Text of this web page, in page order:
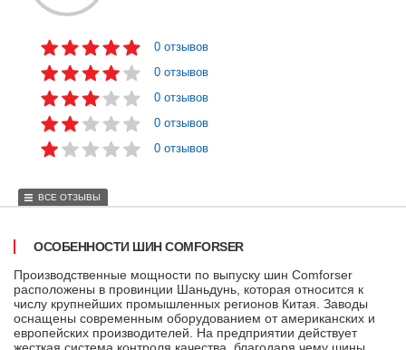
0 отзывов
0 отзывов
0 отзывов
0 отзывов
0 отзывов
ВСЕ ОТЗЫВЫ
ОСОБЕННОСТИ ШИН COMFORSER
Производственные мощности по выпуску шин Comforser
расположены в провинции Шаньдунь, которая относится к
числу крупнейших промышленных регионов Китая. Заводы
оснащены современным оборудованием от американских и
европейских производителей. На предприятии действует